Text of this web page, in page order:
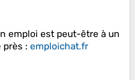
emploi est peut-être à un
près : emploichat.fr